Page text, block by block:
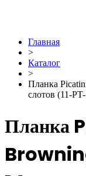
Главная
>
Каталог
>
Планка
слотов (11-
Планка